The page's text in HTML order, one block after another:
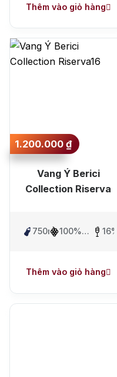
Thêm vào giỏ hàng
1.200.000₫
Vang Ý Berici
Collection Riserva
750ml 100%
16%
Thêm vào giỏ hàng